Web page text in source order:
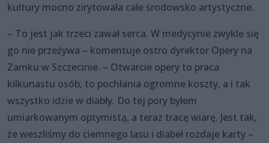
kultury mocno zirytowała całe środowsko artystyczne.
– To jest jak trzeci zawał serca. W medycynie zwykle się
go nie przeżywa – komentuje ostro dyrektor Opery na
Zamku w Szczecinie. – Otwarcie opery to praca
kilkunastu osób, to pochłania ogromne koszty, a i tak
wszystko idzie w diabły. Do tej pory byłem
umiarkowanym optymistą, a teraz tracę wiarę. Jest tak,
że weszliśmy do ciemnego lasu i diabeł rozdaje karty –